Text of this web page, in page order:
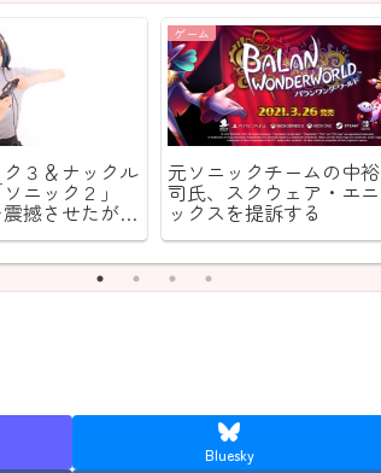
ク３＆ナックル
ニック２」
震撼させたが日
ともさせなか
ゲーム
元ソニックチームの中裕
司氏、スクウェア・エニ
ックスを提訴する
Bluesky